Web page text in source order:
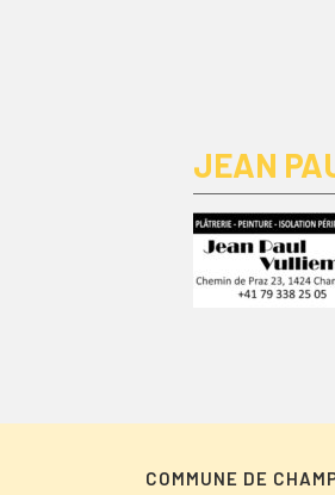
JEAN
COMMUNE DE